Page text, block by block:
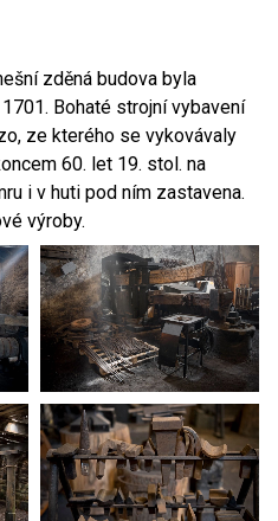
zděná budova byla
Bohaté strojní vybavení
ze kterého se vykovávaly
60. let 19. stol. na
i v huti pod ním zastavena.
výroby.